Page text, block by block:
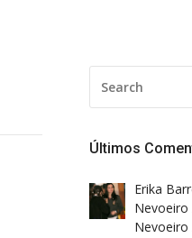
FOR:
Últimos
Erika
Nevoeiro